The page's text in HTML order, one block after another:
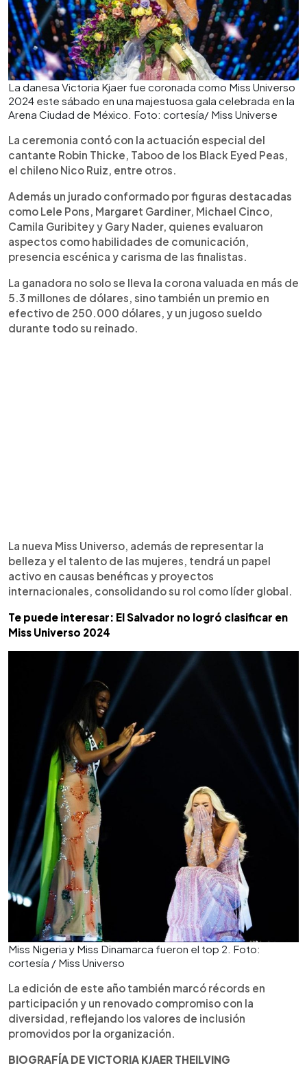
La danesa Victoria Kjaer fue coronada como Miss Universo
2024 este sábado en una majestuosa gala celebrada en la
Arena Ciudad de México. Foto: cortesía/ Miss Universe
La ceremonia contó con la actuación especial del
cantante Robin Thicke, Taboo de los Black Eyed Peas,
el chileno Nico Ruiz, entre otros.
Además un jurado conformado por figuras destacadas
como Lele Pons, Margaret Gardiner, Michael Cinco,
Camila Guribitey y Gary Nader, quienes evaluaron
aspectos como habilidades de comunicación,
presencia escénica y carisma de las finalistas.
La ganadora no solo se lleva la corona valuada en más de
5.3 millones de dólares, sino también un premio en
efectivo de 250.000 dólares, y un jugoso sueldo
durante todo su reinado.
La nueva Miss Universo, además de representar la
belleza y el talento de las mujeres, tendrá un papel
activo en causas benéficas y proyectos
internacionales, consolidando su rol como líder global.
Te puede interesar: El Salvador no logró clasificar en
Miss Universo 2024
Miss Nigeria y Miss Dinamarca fueron el top 2. Foto:
cortesía / Miss Universo
La edición de este año también marcó récords en
participación y un renovado compromiso con la
diversidad, reflejando los valores de inclusión
promovidos por la organización.
BIOGRAFÍA DE VICTORIA KJAER THEILVING